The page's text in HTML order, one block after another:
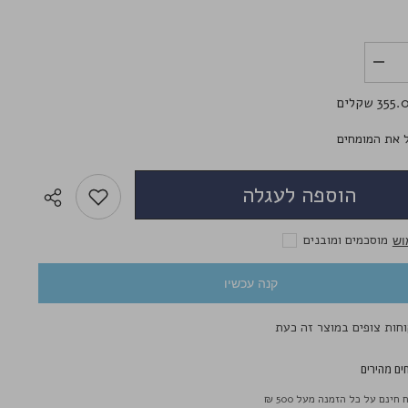
את
הכמות
עבור
Hidrocor
צבעוניות
שקלים
את המומחים
הוספה לעגלה
מוסכמים ומובנים
קנה עכשיו
מהירים
על כל הזמנה מעל 500 ₪